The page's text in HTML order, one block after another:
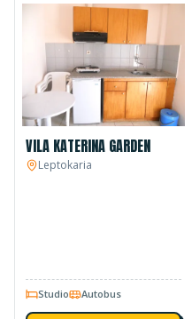
VILA KATERINA GARDEN
Leptokaria
Studio Autobus